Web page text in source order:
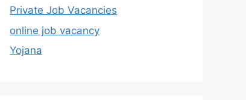
Private Job Vacancies
online job vacancy
Yojana